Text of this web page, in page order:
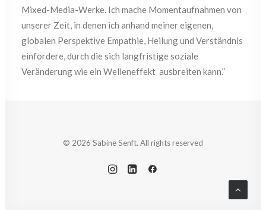
Mixed-Media-Werke. Ich mache Momentaufnahmen von
unserer Zeit, in denen ich anhand meiner eigenen,
globalen Perspektive Empathie, Heilung und Verständnis
einfordere, durch die sich langfristige soziale
Veränderung wie ein Welleneffekt ausbreiten kann.”
© 2026 Sabine Senft. All rights reserved